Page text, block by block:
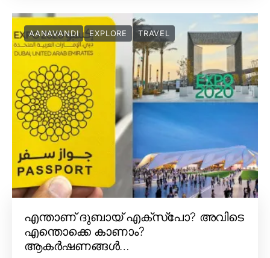
AANAVANDI EXPLORE TRAVEL
എന്താണ് ദുബായ് എക്സ്പോ? അവിടെ
എന്തൊക്കെ കാണാം?
ആകർഷണങ്ങൾ…